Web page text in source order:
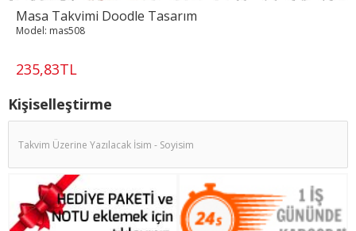
Masa Takvimi Doodle Tasarım
235,83TL
Model: mas508
Kişiselleştirme